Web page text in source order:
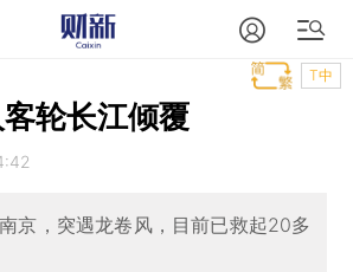
T中
轮长江倾覆
京，突遇龙卷风，目前已救起20多